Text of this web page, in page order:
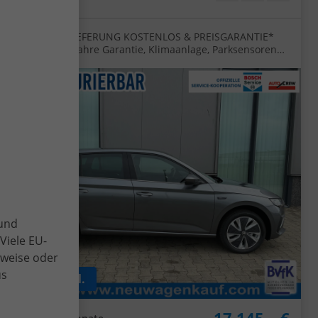
"Essence" (2) LIEFERUNG KOSTENLOS & PREISGARANTIE*
1.0 TSI 95PS, 5 Jahre Garantie, Klimaanlage, Parksensoren
ab 133,– € mtl.
EU-
oder